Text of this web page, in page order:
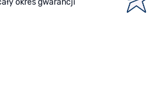
okres gwarancji